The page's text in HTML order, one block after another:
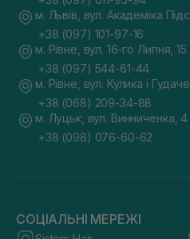
м. Львів, вул. Академіка
+38 (097) 101-97-16
м. Рівне, вул. 16-го Липня, 15
+38 (097) 544-61-44
м. Рівне, вул. Кулика і
+38 (068) 209-34-88
м. Луцьк, вул. Винниченка, 4
+38 (098) 076-60-62
СОЦІАЛЬНІ МЕРЕЖІ